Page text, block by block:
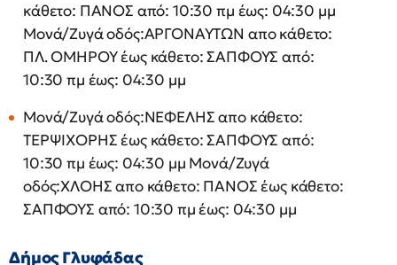
κάθετο: ΠΑΝΟΣ από: 10:30 πμ έως: 04:30 μμ
Μονά/Ζυγά οδός:ΑΡΓΟΝΑΥΤΩΝ απο κάθετο:
ΠΛ. ΟΜΗΡΟΥ έως κάθετο: ΣΑΠΦΟΥΣ από:
10:30 πμ έως: 04:30 μμ
Μονά/Ζυγά οδός:ΝΕΦΕΛΗΣ απο κάθετο:
ΤΕΡΨΙΧΟΡΗΣ έως κάθετο: ΣΑΠΦΟΥΣ από:
10:30 πμ έως: 04:30 μμ Μονά/Ζυγά
οδός:ΧΛΟΗΣ απο κάθετο: ΠΑΝΟΣ έως κάθετο:
ΣΑΠΦΟΥΣ από: 10:30 πμ έως: 04:30 μμ
Δήμος Γλυφάδας